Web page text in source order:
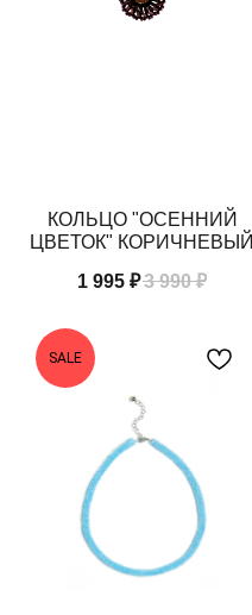
КОЛЬЦО "ОСЕННИЙ
ЦВЕТОК" КОРИЧНЕВЫЙ
1 995 ₽3 990 ₽
SALE